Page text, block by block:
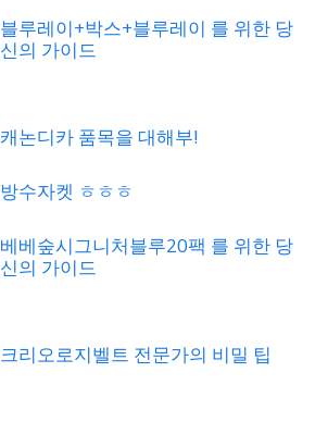
블루레이+박스+블루레이 를 위한 당
신의 가이드
캐논디카 품목을 대해부!
방수자켓 ㅎㅎㅎ
베베숲시그니처블루20팩 를 위한 당
신의 가이드
크리오로지벨트 전문가의 비밀 팁